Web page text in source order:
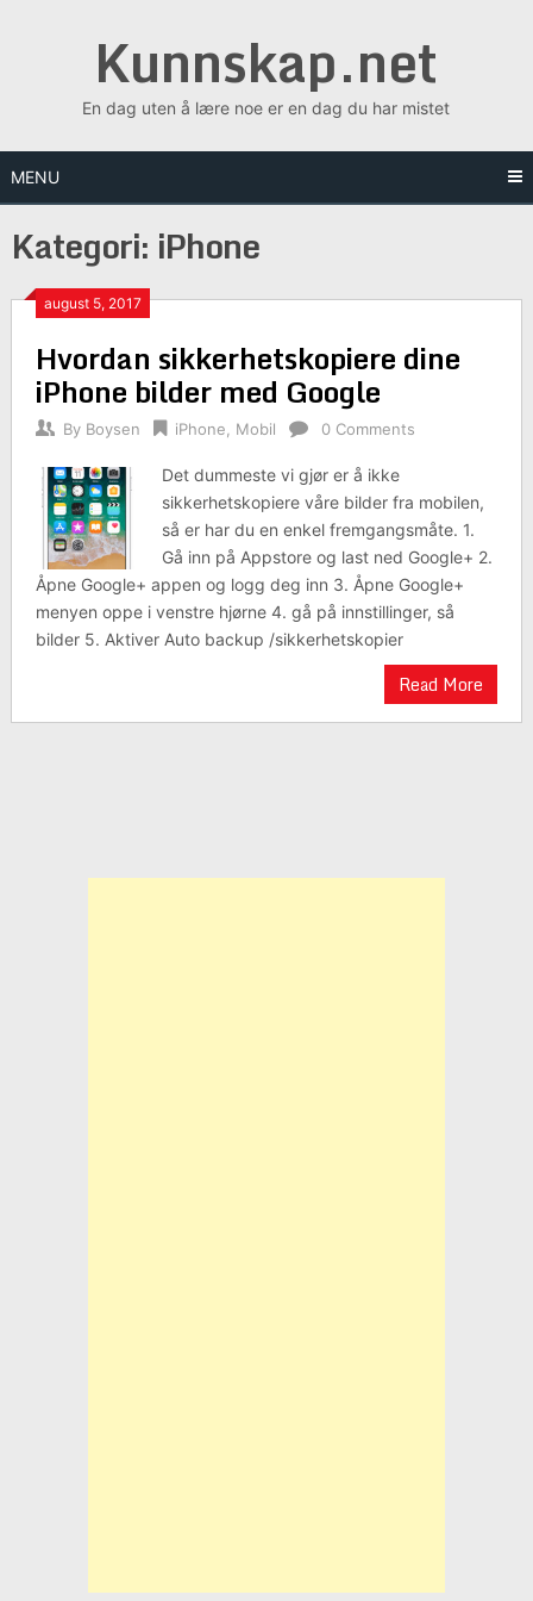
Kunnskap.net
En dag uten å lære noe er en dag du har mistet
MENU
Kategori: iPhone
august 5, 2017
Hvordan sikkerhetskopiere dine
iPhone bilder med Google
By Boysen iPhone Mobil 0 Comments
Det dummeste vi gjør er å ikke
sikkerhetskopiere våre bilder fra mobilen,
så er har du en enkel fremgangsmåte. 1.
Gå inn på Appstore og last ned Google+ 2.
Åpne Google+ appen og logg deg inn 3. Åpne Google+
menyen oppe i venstre hjørne 4. gå på innstillinger, så
bilder 5. Aktiver Auto backup /sikkerhetskopier
Read More